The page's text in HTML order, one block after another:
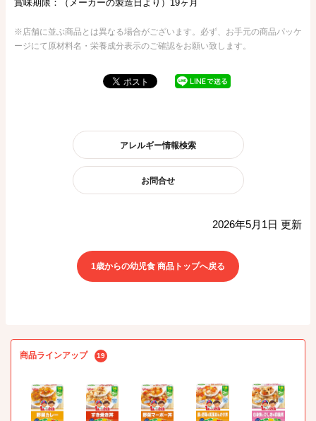
賞味期限：（メーカーの製造日より）19ヶ月
※店舗に並ぶ商品とは異なる場合がございます。必ず、お手元の商品パッケ
ージにて原材料名・栄養成分表示のご確認をお願い致します。
アレルギー情報検索
お問合せ
2026年5月1日 更新
1歳からの幼児食 商品トップへ戻る
商品ラインアップ 19